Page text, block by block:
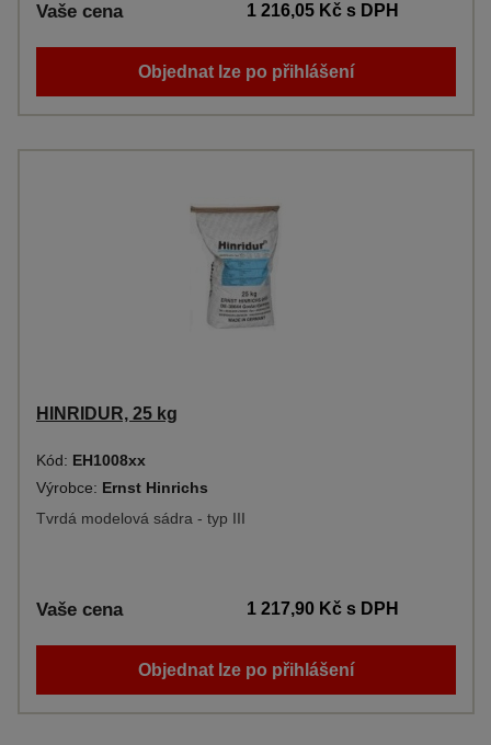
Vaše cena 1 216,05 Kčs DPH
Objednat lze po přihlášení
HINRIDUR, 25 kg
Kód: EH1008xx
Výrobce: Ernst Hinrichs
Tvrdá modelová sádra - typ III
Vaše cena 1 217,90 Kčs DPH
Objednat lze po přihlášení